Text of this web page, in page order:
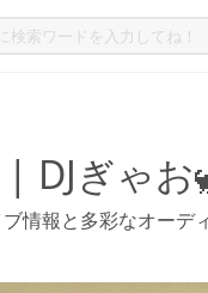
DJぎゃ
情報と多彩なオーデ